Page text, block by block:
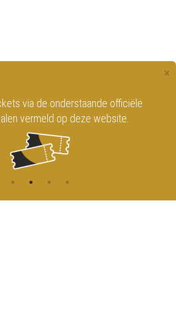
×
via de onderstaande officiële
vermeld op deze website.